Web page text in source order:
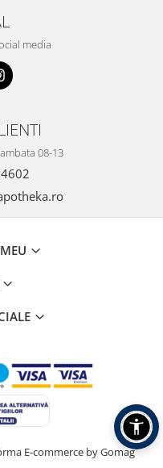
media
08-13
E-commerce by Gomag